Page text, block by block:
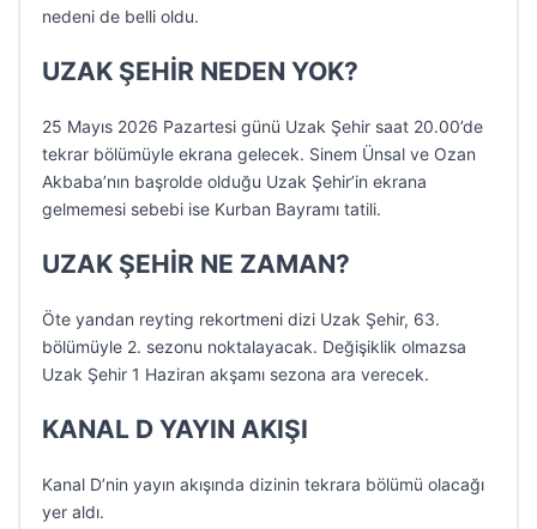
nedeni de belli oldu.
UZAK ŞEHİR NEDEN YOK?
25 Mayıs 2026 Pazartesi günü Uzak Şehir saat 20.00’de
tekrar bölümüyle ekrana gelecek. Sinem Ünsal ve Ozan
Akbaba’nın başrolde olduğu Uzak Şehir’in ekrana
gelmemesi sebebi ise Kurban Bayramı tatili.
UZAK ŞEHİR NE ZAMAN?
Öte yandan reyting rekortmeni dizi Uzak Şehir, 63.
bölümüyle 2. sezonu noktalayacak. Değişiklik olmazsa
Uzak Şehir 1 Haziran akşamı sezona ara verecek.
KANAL D YAYIN AKIŞI
Kanal D’nin yayın akışında dizinin tekrara bölümü olacağı
yer aldı.